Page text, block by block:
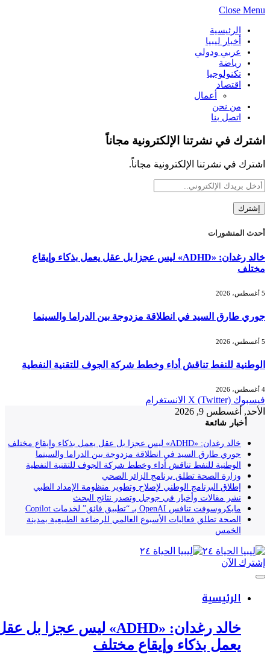
Close Menu
الرئيسية
أخبار ليبيا
عربي ودولي
رياضة
تكنولوجيا
اقتصاد
أعمال
من نحن
اتصل بنا
اشترك في نشرتنا الإلكترونية مجاناً
اشترك في نشرتنا الإلكترونية مجاناً.
أحدث المنشورات
خالد رغدان: «ADHD» ليس عجزا بل عقل يعمل بذكاء وإيقاع
مختلف
جوري طارق السيد في انطلاقة مزدوجة بين الدراما والسينما
الوطنية للنفط تناقش أداء وخطط شركة الجوف للتقنية النفطية
فيسبوك X (Twitter) الانستغرام
الأحد, أغسطس 9, 2026
أخبار شائعة
خالد رغدان: «ADHD» ليس عجزا بل عقل يعمل بذكاء وإيقاع مختلف
جوري طارق السيد في انطلاقة مزدوجة بين الدراما والسينما
الوطنية للنفط تناقش أداء وخطط شركة الجوف للتقنية النفطية
وزارة الصحة تطلق برنامج الزائر الصحي
إطلاق البرنامج الوطني لإصلاح وتطوير منظومة الإمداد الطبي
نشر مقالات وأخبار في جوجل وتصدر نتائج البحث
مايكروسوفت تنافس OpenAI بـ “تطبيق فائق” لخدمات Copilot
الصحة تطلق فعاليات الأسبوع العالمي للرضاعة الطبيعية بمدينة
الخمس
إشترك الآن
الرئيسية
خالد رغدان: «ADHD» ليس عجزا بل عقل
يعمل بذكاء وإيقاع مختلف